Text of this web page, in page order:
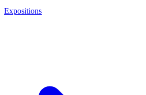
Expositions